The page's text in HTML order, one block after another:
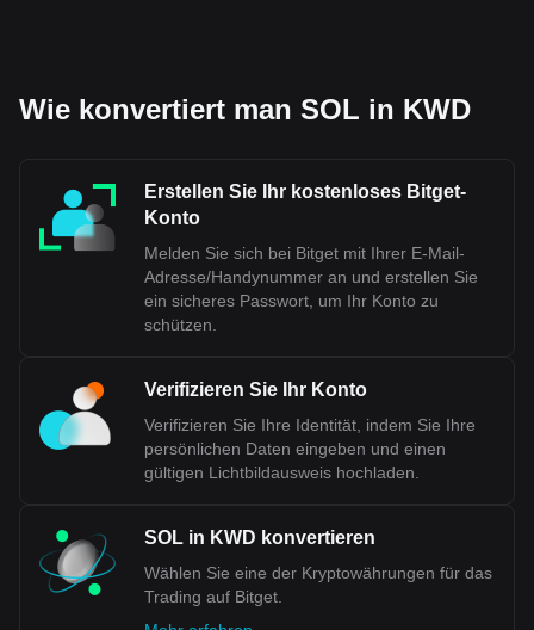
Wie konvertiert man SOL in KWD
Erstellen Sie Ihr kostenloses Bitget-
Konto
Melden Sie sich bei Bitget mit Ihrer E-Mail-
Adresse/Handynummer an und erstellen Sie
ein sicheres Passwort, um Ihr Konto zu
schützen.
Verifizieren Sie Ihr Konto
Verifizieren Sie Ihre Identität, indem Sie Ihre
persönlichen Daten eingeben und einen
gültigen Lichtbildausweis hochladen.
SOL in KWD konvertieren
Wählen Sie eine der Kryptowährungen für das
Trading auf Bitget.